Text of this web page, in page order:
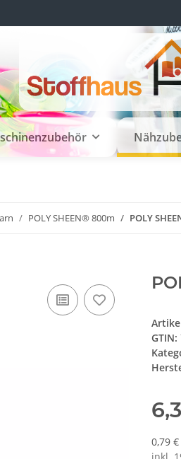
POLY SHEEN® 800m POLY
GTIN:
0,79